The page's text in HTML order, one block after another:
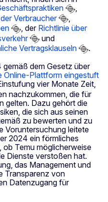
Verbraucher
, der Richtlinie über
und
Vertragsklauseln
.
gemäß dem Gesetz über
Online-Plattform eingestuft
vier Monate Zeit,
nachzukommen, die für
gelten. Dazu gehört die
die sich aus seinen
zu bewerten und zu
Voruntersuchung leitete
2024 ein förmliches
ob Temu möglicherweise
Dienste verstoßen hat.
das Management und
Transparenz von
Datenzugang für